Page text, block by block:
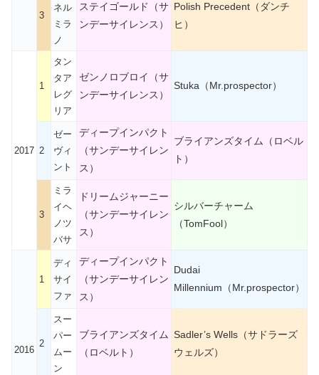
3
ネル
ミラ
ノ
ステイゴールド（サ
ンデーサイレンス）
Polish Precedent（ダンチ
ヒ）
2017
1
タン
タア
レグ
リア
ゼンノロブロイ（サ
ンデーサイレンス）
Stuka（Mr.prospector）
2
ゼー
ヴィ
ント
ディープインパクト
（サンデーサイレン
ス）
ブライアンズタイム（ロベル
ト）
3
ミラ
イヘ
ノツ
バサ
ドリームジャーニー
（サンデーサイレン
ス）
シルバーチャーム
（TomFool）
2016
1
ディ
サイ
ファ
ディープインパクト
（サンデーサイレン
ス）
Dudai
Millennium（Mr.prospector）
2
スー
パー
ムー
ン
ブライアンズタイム
（ロベルト）
Sadler’s Wells（サドラーズ
ウェルズ）